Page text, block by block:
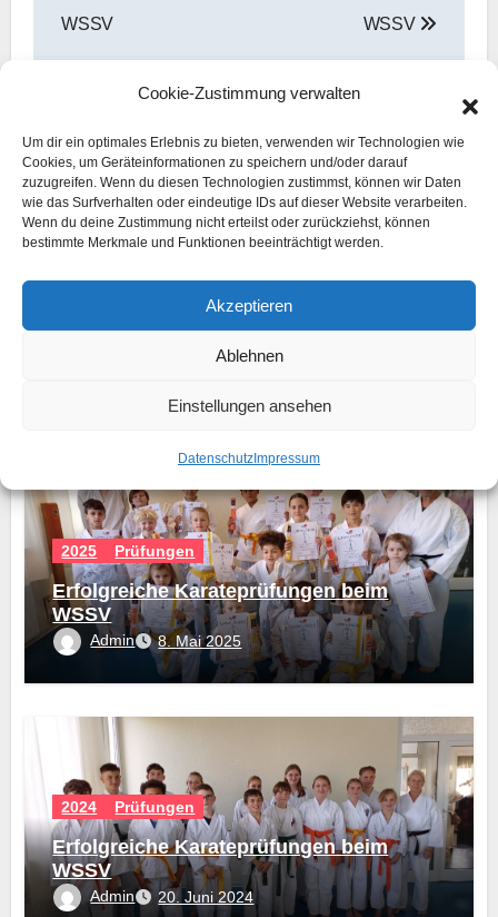
Cookie-Zustimmung verwalten
Um dir ein optimales Erlebnis zu bieten, verwenden wir Technologien wie
Cookies, um Geräteinformationen zu speichern und/oder darauf
zuzugreifen. Wenn du diesen Technologien zustimmst, können wir Daten
wie das Surfverhalten oder eindeutige IDs auf dieser Website verarbeiten.
Wenn du deine Zustimmung nicht erteilst oder zurückziehst, können
bestimmte Merkmale und Funktionen beeinträchtigt werden.
Akzeptieren
Ablehnen
Einstellungen ansehen
Datenschutz Impressum
WSSV
WSSV
Ähnlicher Beitrag
Erfolgreiche Karateprüfungen beim
2025 Prüfungen
Erfolgreiche Karateprüfungen beim
WSSV
Admin 8. Mai 2025
2024 Prüfungen
Erfolgreiche Karateprüfungen beim
WSSV
Admin 20. Juni 2024